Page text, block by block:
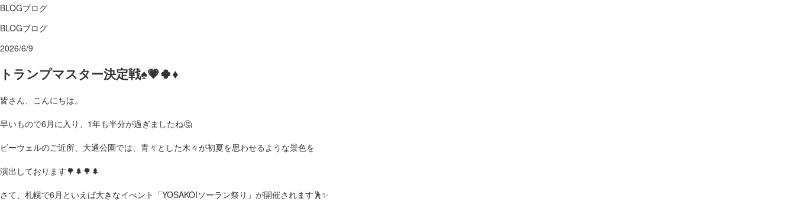
BLOGブログ
BLOGブログ
2026/6/9
トランプマスター決定戦♠️💗🍀♦️
皆さん、こんにちは。
早いもので6月に入り、1年も半分が過ぎましたね🤔
ビーウェルのご近所、大通公園では、青々とした木々が初夏を思わせるような景色を
演出しております🌳🌲🌳🌲
さて、札幌で6月といえば大きなイべント「YOSAKOIソーラン祭り」が開催されます🕺✨